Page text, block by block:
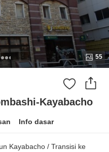
55
Kayabacho
Info dasar
Kayabacho / Transisi ke